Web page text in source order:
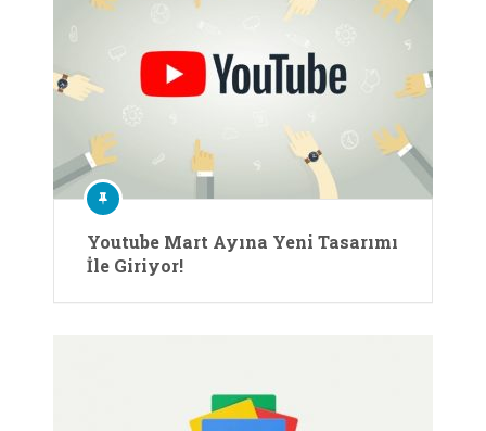
Youtube Mart Ayına Yeni Tasarımı
İle Giriyor!